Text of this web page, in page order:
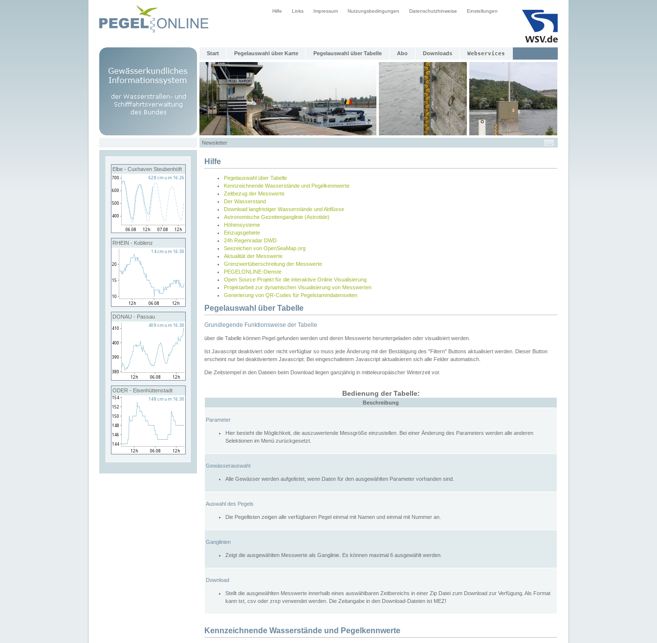
Hilfe Links Impressum Nutzungsbedingungen Datenschutzhinweise Einstellungen
Start Pegelauswahl über Karte Pegelauswahl über Tabelle Abo Downloads Webservices
Newsletter
Elbe - Cuxhaven Steubenhöft
RHEIN - Koblenz
DONAU - Passau
ODER - Eisenhüttenstadt
Hilfe
Pegelauswahl über Tabelle
Kennzeichnende Wasserstände und Pegelkennwerte
Zeitbezug der Messwerte
Der Wasserstand
Download langfristiger Wasserstände und Abflüsse
Astronomische Gezeitenganglinie (Astrotide)
Höhensysteme
Einzugsgebiete
24h Regenradar DWD
Seezeichen von OpenSeaMap.org
Aktualität der Messwerte
Grenzwertüberschreitung der Messwerte
PEGELONLINE-Dienste
Open Source Projekt für die interaktive Online Visualisierung
Projektarbeit zur dynamischen Visualisierung von Messwerten
Generierung von QR-Codes für Pegelstammdatenseiten
Pegelauswahl über Tabelle
Grundlegende Funktionsweise der Tabelle
über die Tabelle können Pegel gefunden werden und deren Messwerte heruntergeladen oder visualisiert werden.
Ist Javascript deaktiviert oder nicht verfügbar so muss jede Änderung mit der Bestätigung des "Filtern" Buttons aktualisiert werden. Dieser Button
erscheint nur bei deaktiviertem Javascript. Bei eingeschaltetem Javascript aktualisieren sich alle Felder automatisch.
Die Zeitstempel in den Dateien beim Download liegen ganzjährig in mitteleuropäischer Winterzeit vor.
Bedienung der Tabelle:
Beschreibung
Parameter
Hier besteht die Möglichkeit, die auszuwertende Messgröße einzustellen. Bei einer Änderung des Parameters werden alle anderen
Selektionen im Menü zurückgesetzt.
Gewässerauswahl
Alle Gewässer werden aufgelistet, wenn Daten für den ausgewählten Parameter vorhanden sind.
Auswahl des Pegels
Die Pegellisten zeigen alle verfügbaren Pegel einmal mit Namen und einmal mit Nummer an.
Ganglinien
Zeigt die ausgewählten Messwerte als Ganglinie. Es können maximal 6 ausgewählt werden.
Download
Stellt die ausgewählten Messwerte innerhalb eines auswählbaren Zeitbereichs in einer Zip Datei zum Download zur Verfügung. Als Format
kann txt, csv oder zrxp verwendet werden. Die Zeitangabe in den Download-Dateien ist MEZ!
Kennzeichnende Wasserstände und Pegelkennwerte